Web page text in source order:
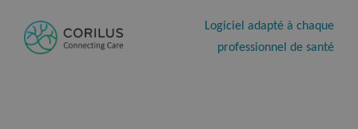
Logiciel adapté à chaque
professionnel de santé